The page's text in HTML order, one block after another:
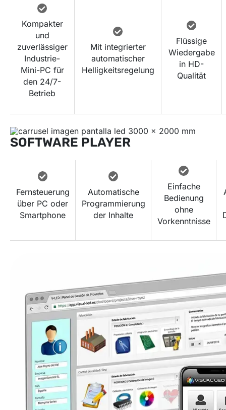
Kompakter
und
zuverlässiger
Industrie-
Mini-PC für
den 24/7-
Betrieb
Mit integrierter
automatischer
Helligkeitsregelung
Flüssige
Wiedergabe
in HD-
Qualität
SOFTWARE PLAYER
Fernsteuerung
über PC oder
Smartphone
Automatische
Programmierung
der Inhalte
Einfache
Bedienung
ohne
Vorkenntnisse